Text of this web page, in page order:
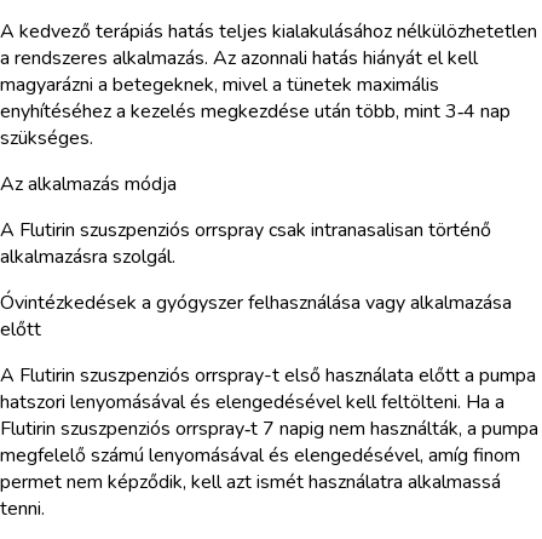
A kedvező terápiás hatás teljes kialakulásához nélkülözhetetlen
a rendszeres alkalmazás. Az azonnali hatás hiányát el kell
magyarázni a betegeknek, mivel a tünetek maximális
enyhítéséhez a kezelés megkezdése után több, mint 3‑4 nap
szükséges.
Az alkalmazás módja
A Flutirin szuszpenziós orrspray csak intranasalisan történő
alkalmazásra szolgál.
Óvintézkedések a gyógyszer felhasználása vagy alkalmazása
előtt
A Flutirin szuszpenziós orrspray-t első használata előtt a pumpa
hatszori lenyomásával és elengedésével kell feltölteni. Ha a
Flutirin szuszpenziós orrspray‑t 7 napig nem használták, a pumpa
megfelelő számú lenyomásával és elengedésével, amíg finom
permet nem képződik, kell azt ismét használatra alkalmassá
tenni.